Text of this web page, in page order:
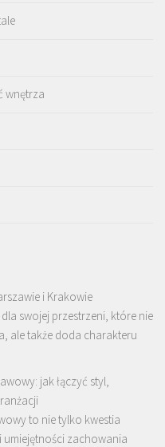
wnętrza
i Krakowie
swojej przestrzeni, które nie
ale także doda charakteru
jak łączyć styl,
to nie tylko kwestia
umiejętności zachowania